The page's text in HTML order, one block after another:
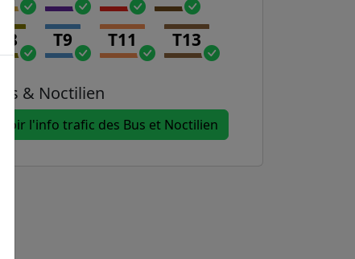
T8 T9 T11 T13
Bus & Noctilien
Voir l'info trafic des Bus et Noctilien